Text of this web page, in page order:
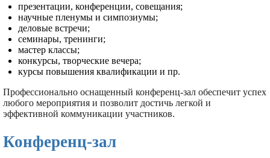
презентации, конференции, совещания;
научные пленумы и симпозиумы;
деловые встречи;
семинары, тренинги;
мастер классы;
конкурсы, творческие вечера;
курсы повышения квалификации и пр.
Профессионально оснащенный конференц-зал обеспечит успех
любого мероприятия и позволит достичь легкой и
эффективной коммуникации участников.
Конференц-зал